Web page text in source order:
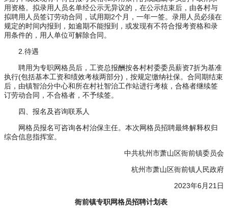
用资格。拟录用人员名单经公示无异议的，在公示结束后，由各村与
拟聘用人员签订劳动合同，试用期2个月，一年一签。录用人员必须在
规定的时间内报到，如逾期不能报到，或发现有不符合报考资格和录
用条件的，用人单位可解除合同。
2.待遇
聘用为专职网格员后，工资总报酬按各村村委委员薪资7折为基准
执行(包括基本工资和绩效考核两部分)，按规定缴纳社保。合同期结束
后，由镇智治分中心和所在村社智治工作站进行考核，合格者继续签
订劳动合同，不合格者，不予续签。
四、报名及咨询联系人
网格员报名可咨询各村治保主任。本次网格员招聘最终解释权归
综合信息指挥室。
中共杭州市萧山区衙前镇委员会
杭州市萧山区衙前镇人民政府
2023年6月21日
衙前镇专职网格员招聘计划表